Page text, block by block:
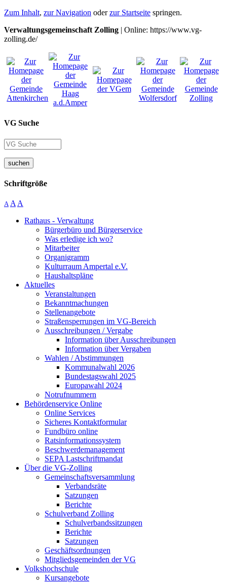
Zum Inhalt, zur Navigation oderzur Startseite springen.
Verwaltungsgemeinschaft Zolling | Online: https://www.vg-
zolling.de/
VG Suche
suchen
Schriftgröße
A A A
Rathaus - Verwaltung
Bürgerbüro und Bürgerservice
Was erledige ich wo?
Mitarbeiter
Organigramm
Kulturraum Ampertal e.V.
Haushaltspläne
Aktuelles
Veranstaltungen
Bekanntmachungen
Stellenangebote
Straßensperrungen im VG-Bereich
Ausschreibungen / Vergabe
Information über Ausschreibungen
Information über Vergaben
Wahlen / Abstimmungen
Kommunalwahl 2026
Bundestagswahl 2025
Europawahl 2024
Notrufnummern
Behördenservice Online
Online Services
Sicheres Kontaktformular
Fundbüro online
Ratsinformationssystem
Beschwerdemanagement
SEPA Lastschriftmandat
Über die VG-Zolling
Gemeinschaftsversammlung
Verbandsräte
Satzungen
Berichte
Schulverband Zolling
Schulverbandssitzungen
Berichte
Satzungen
Geschäftsordnungen
Mitgliedsgemeinden der VG
Volkshochschule
Kursangebote